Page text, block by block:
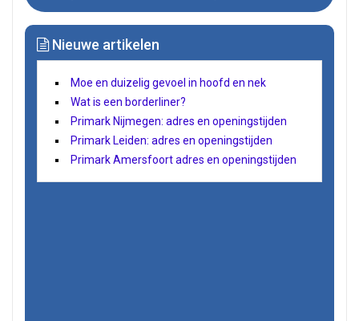
Nieuwe artikelen
Moe en duizelig gevoel in hoofd en nek
Wat is een borderliner?
Primark Nijmegen: adres en openingstijden
Primark Leiden: adres en openingstijden
Primark Amersfoort adres en openingstijden